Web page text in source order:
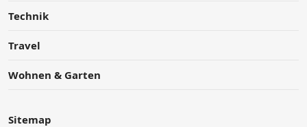
Technik
Travel
Wohnen & Garten
Sitemap